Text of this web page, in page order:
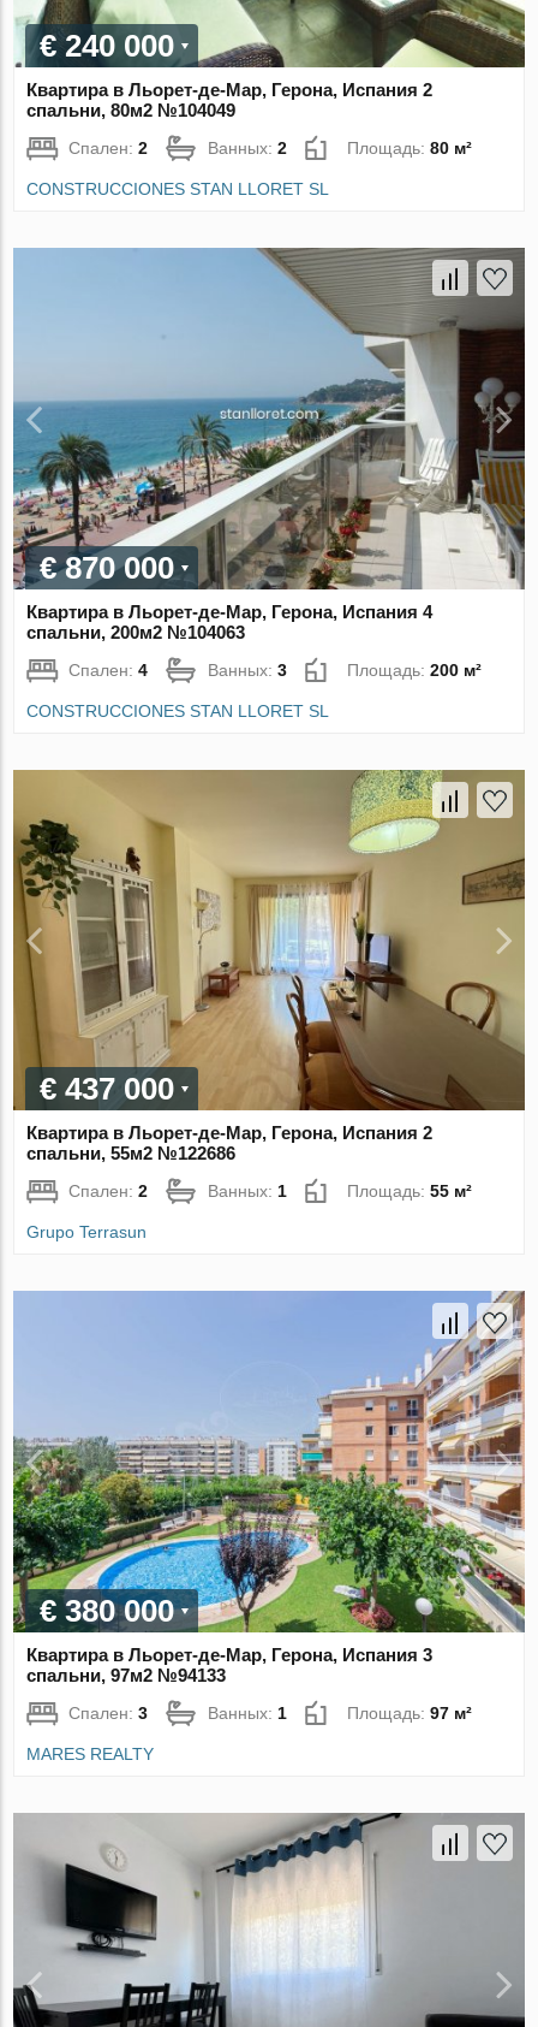
€ 240 000
Квартира в Льорет-де-Мар, Герона, Испания 2
спальни, 80м2 №104049
Спален:2 Ванных:2 Площадь:80 м²
CONSTRUCCIONES STAN LLORET SL
€ 870 000
Квартира в Льорет-де-Мар, Герона, Испания 4
спальни, 200м2 №104063
Спален:4 Ванных:3 Площадь:200 м²
CONSTRUCCIONES STAN LLORET SL
€ 437 000
Квартира в Льорет-де-Мар, Герона, Испания 2
спальни, 55м2 №122686
Спален:2 Ванных:1 Площадь:55 м²
Grupo Terrasun
€ 380 000
Квартира в Льорет-де-Мар, Герона, Испания 3
спальни, 97м2 №94133
Спален:3 Ванных: 1 Площадь:97 м²
MARES REALTY